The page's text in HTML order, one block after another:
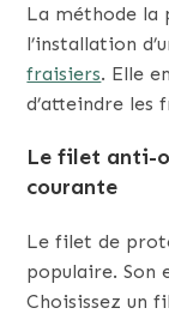
La méthode la
l’installation
fraisiers. Elle
d’atteindre les
Le filet anti-
courante
Le filet de
populaire. Son
Choisissez un